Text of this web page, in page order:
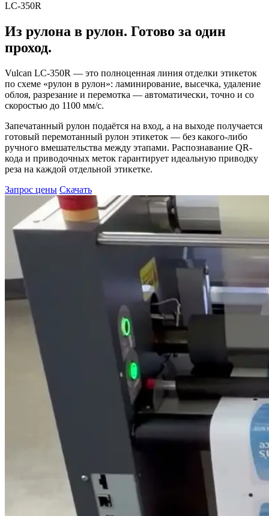
LC-350R
Из рулона в рулон. Готово за один
проход.
Vulcan LC-350R — это полноценная линия отделки этикеток
по схеме «рулон в рулон»: ламинирование, высечка, удаление
облоя, разрезание и перемотка — автоматически, точно и со
скоростью до 1100 мм/с.
Запечатанный рулон подаётся на вход, а на выходе получается
готовый перемотанный рулон этикеток — без какого-либо
ручного вмешательства между этапами. Распознавание QR-
кода и приводочных меток гарантирует идеальную приводку
реза на каждой отдельной этикетке.
Запрос цены Скачать